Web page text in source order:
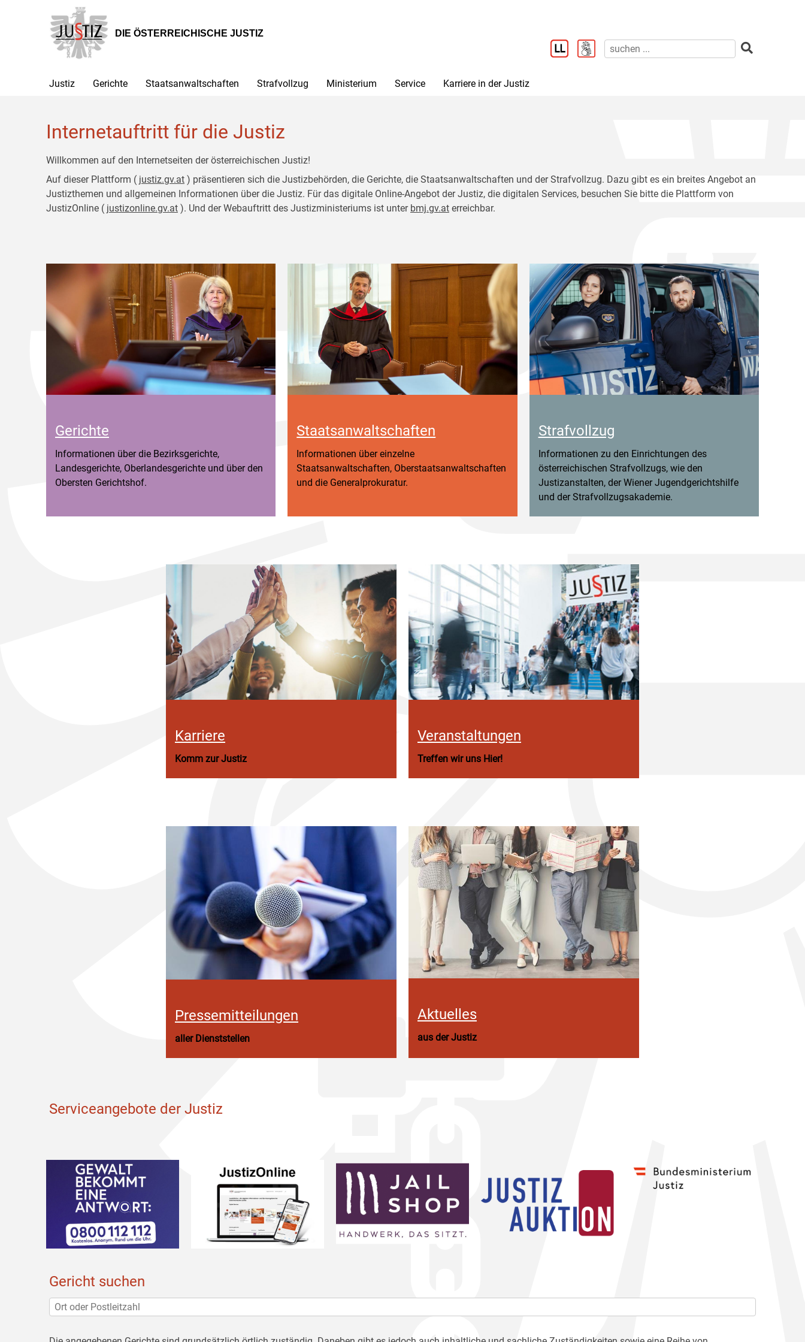
Hauptnavigation
[1]
Inhalt
[2]
DIE ÖSTERREICHISCHE JUSTIZ
Justiz Gerichte Staatsanwaltschaften Strafvollzug Ministerium Service Karriere in der Justiz
Internetauftritt für die Justiz
Willkommen auf den Internetseiten der österreichischen Justiz!
Auf dieser Plattform ( justiz.gv.at ) präsentieren sich die Justizbehörden, die Gerichte, die Staatsanwaltschaften und der Strafvollzug. Dazu gibt es ein breites Angebot an
Justizthemen und allgemeinen Informationen über die Justiz. Für das digitale Online-Angebot der Justiz, die digitalen Services, besuchen Sie bitte die Plattform von
JustizOnline ( justizonline.gv.at ). Und der Webauftritt des Justizministeriums ist unter bmj.gv.at erreichbar.
Gerichte
Informationen über die Bezirksgerichte,
Landesgerichte, Oberlandesgerichte und über den
Obersten Gerichtshof.
Staatsanwaltschaften
Informationen über einzelne
Staatsanwaltschaften, Oberstaatsanwaltschaften
und die Generalprokuratur.
Strafvollzug
Informationen zu den Einrichtungen des
österreichischen Strafvollzugs, wie den
Justizanstalten, der Wiener Jugendgerichtshilfe
und der Strafvollzugsakademie.
Karriere
Komm zur Justiz
Veranstaltungen
Treffen wir uns Hier!
Pressemitteilungen
aller Dienststellen
Aktuelles
aus der Justiz
Serviceangebote der Justiz
Gericht suchen